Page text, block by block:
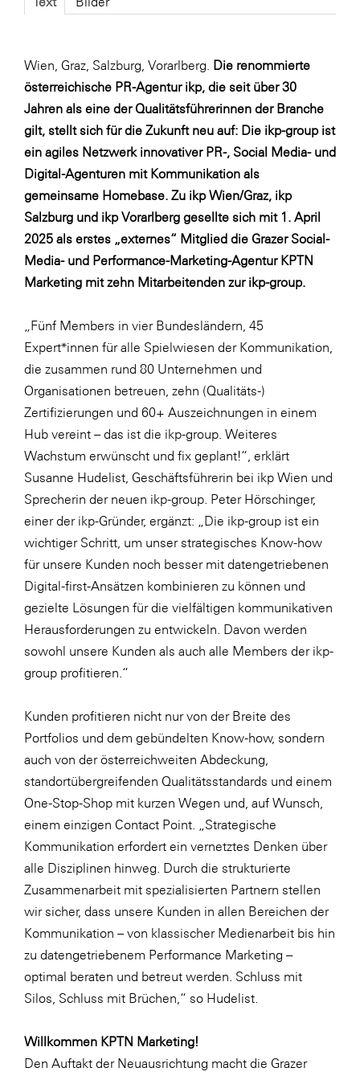
Fressnapf
FV Energierohstoff & Kraftstoff
Gardena
Gas Connect Austria
GBV - Verband gemeinnütziger
Bauvereinigungen
Getzner Werkstoffe
Heimat Österreich
ikp
Johnson & Johnson
kosaplaner
LAT Nitrogen
Libro
Lidl Österreich
Die Menü-Manufaktur
MTH Retail Group
OMV
OptimaMed
PAGRO
PHH Rechtsanwält:innen
Primark
Salesforce
SeneCura
SERVICE&MORE
SKINUANCE®
Somfy
Sony DADC
SPIEGLTEC
STIHL Tirol
Trend Micro
TAG GmbH
VALETTA
Verband Druck Medien Österreich
Wirtschaftskammer Salzburg
WKS Fachgruppe Fahrzeughandel und
Wien, Graz, Salzburg, Vorarlberg. Die renommierte
österreichische PR-Agentur ikp, die seit über 30
Jahren als eine der Qualitätsführerinnen der Branche
gilt, stellt sich für die Zukunft neu auf: Die ikp-group ist
ein agiles Netzwerk innovativer PR-, Social Media- und
Digital-Agenturen mit Kommunikation als
gemeinsame Homebase. Zu ikp Wien/Graz, ikp
Salzburg und ikp Vorarlberg gesellte sich mit 1. April
2025 als erstes „externes“ Mitglied die Grazer Social-
Media- und Performance-Marketing-Agentur KPTN
Marketing mit zehn Mitarbeitenden zur ikp-group.
„Fünf Members in vier Bundesländern, 45
Expert*innen für alle Spielwiesen der Kommunikation,
die zusammen rund 80 Unternehmen und
Organisationen betreuen, zehn (Qualitäts-)
Zertifizierungen und 60+ Auszeichnungen in einem
Hub vereint – das ist die ikp-group. Weiteres
Wachstum erwünscht und fix geplant!“, erklärt
Susanne Hudelist, Geschäftsführerin bei ikp Wien und
Sprecherin der neuen ikp-group. Peter Hörschinger,
einer der ikp-Gründer, ergänzt: „Die ikp-group ist ein
wichtiger Schritt, um unser strategisches Know-how
für unsere Kunden noch besser mit datengetriebenen
Digital-first-Ansätzen kombinieren zu können und
gezielte Lösungen für die vielfältigen kommunikativen
Herausforderungen zu entwickeln. Davon werden
sowohl unsere Kunden als auch alle Members der ikp-
group profitieren.“
Kunden profitieren nicht nur von der Breite des
Portfolios und dem gebündelten Know-how, sondern
auch von der österreichweiten Abdeckung,
standortübergreifenden Qualitätsstandards und einem
One-Stop-Shop mit kurzen Wegen und, auf Wunsch,
einem einzigen Contact Point. „Strategische
Kommunikation erfordert ein vernetztes Denken über
alle Disziplinen hinweg. Durch die strukturierte
Zusammenarbeit mit spezialisierten Partnern stellen
wir sicher, dass unsere Kunden in allen Bereichen der
Kommunikation – von klassischer Medienarbeit bis hin
zu datengetriebenem Performance Marketing –
optimal beraten und betreut werden. Schluss mit
Silos, Schluss mit Brüchen,“ so Hudelist.
Willkommen KPTN Marketing!
Den Auftakt der Neuausrichtung macht die Grazer